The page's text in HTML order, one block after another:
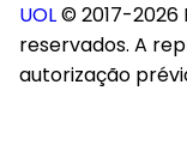
UOL© 2017-2026
reservados. A
autorização